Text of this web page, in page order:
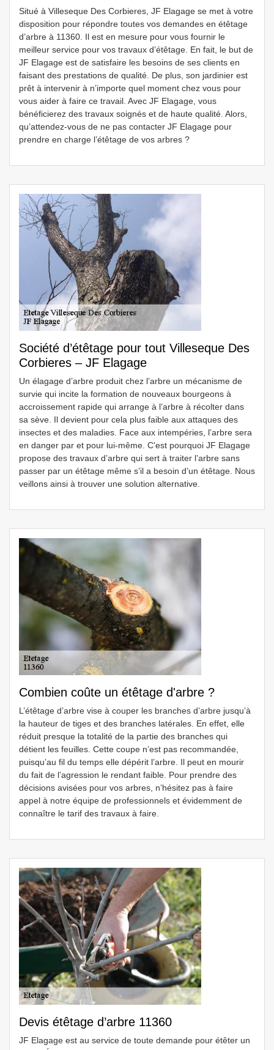
Situé à Villeseque Des Corbieres, JF Elagage se met à votre
disposition pour répondre toutes vos demandes en étêtage
d’arbre à 11360. Il est en mesure pour vous fournir le
meilleur service pour vos travaux d’étêtage. En fait, le but de
JF Elagage est de satisfaire les besoins de ses clients en
faisant des prestations de qualité. De plus, son jardinier est
prêt à intervenir à n’importe quel moment chez vous pour
vous aider à faire ce travail. Avec JF Elagage, vous
bénéficierez des travaux soignés et de haute qualité. Alors,
qu’attendez-vous de ne pas contacter JF Elagage pour
prendre en charge l’étêtage de vos arbres ?
Société d’étêtage pour tout Villeseque Des
Corbieres – JF Elagage
Un élagage d’arbre produit chez l’arbre un mécanisme de
survie qui incite la formation de nouveaux bourgeons à
accroissement rapide qui arrange à l’arbre à récolter dans
sa sève. Il devient pour cela plus faible aux attaques des
insectes et des maladies. Face aux intempéries, l’arbre sera
en danger par et pour lui-même. C'est pourquoi JF Elagage
propose des travaux d’arbre qui sert à traiter l’arbre sans
passer par un étêtage même s’il a besoin d’un étêtage. Nous
veillons ainsi à trouver une solution alternative.
Combien coûte un étêtage d'arbre ?
L’étêtage d’arbre vise à couper les branches d’arbre jusqu’à
la hauteur de tiges et des branches latérales. En effet, elle
réduit presque la totalité de la partie des branches qui
détient les feuilles. Cette coupe n’est pas recommandée,
puisqu’au fil du temps elle dépérit l’arbre. Il peut en mourir
du fait de l’agression le rendant faible. Pour prendre des
décisions avisées pour vos arbres, n’hésitez pas à faire
appel à notre équipe de professionnels et évidemment de
connaître le tarif des travaux à faire.
Devis étêtage d’arbre 11360
JF Elagage est au service de toute demande pour étêter un